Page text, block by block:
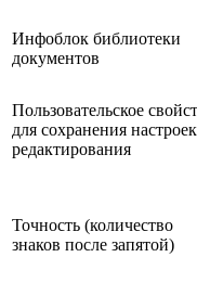
Инфоблок библиотеки
документов
Пользовательское
для сохранения настроек
редактирования
Точность (количество
знаков после запятой)